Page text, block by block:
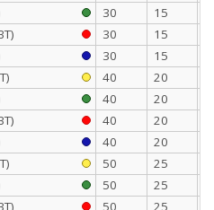
30 15
30 15
30 15
40 20
40 20
40 20
40 20
50 25
50 25
50 25